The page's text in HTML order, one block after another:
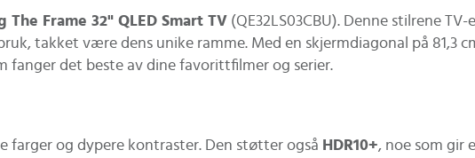
The Frame 32" QLED Smart TV (QE32LS03CBU). Denne stilrene
takket være dens unike ramme. Med en skjermdiagonal på 81,3
fanger det beste av dine favorittfilmer og serier.
farger og dypere kontraster. Den støtter også HDR10+, noe som gir